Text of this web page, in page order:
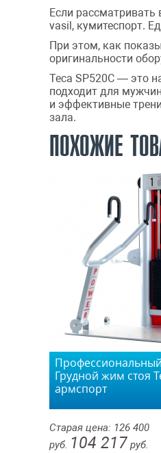
Если рассматривать
vasil, кумитеспорт.
При этом, как
оригинальности
Teca SP520C — это
подходит для
и эффективные
зала.
ПОХОЖИЕ
Грудной жим стоя
армспорт
Старая цена: 126 400
руб. 104 217 руб.